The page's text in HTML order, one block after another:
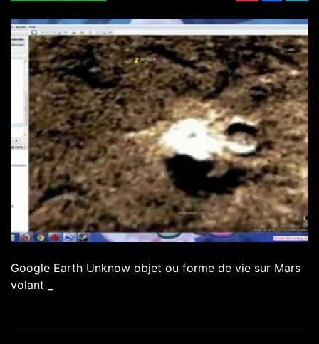
Google Earth Unknow objet ou forme de vie sur Mars
volant _